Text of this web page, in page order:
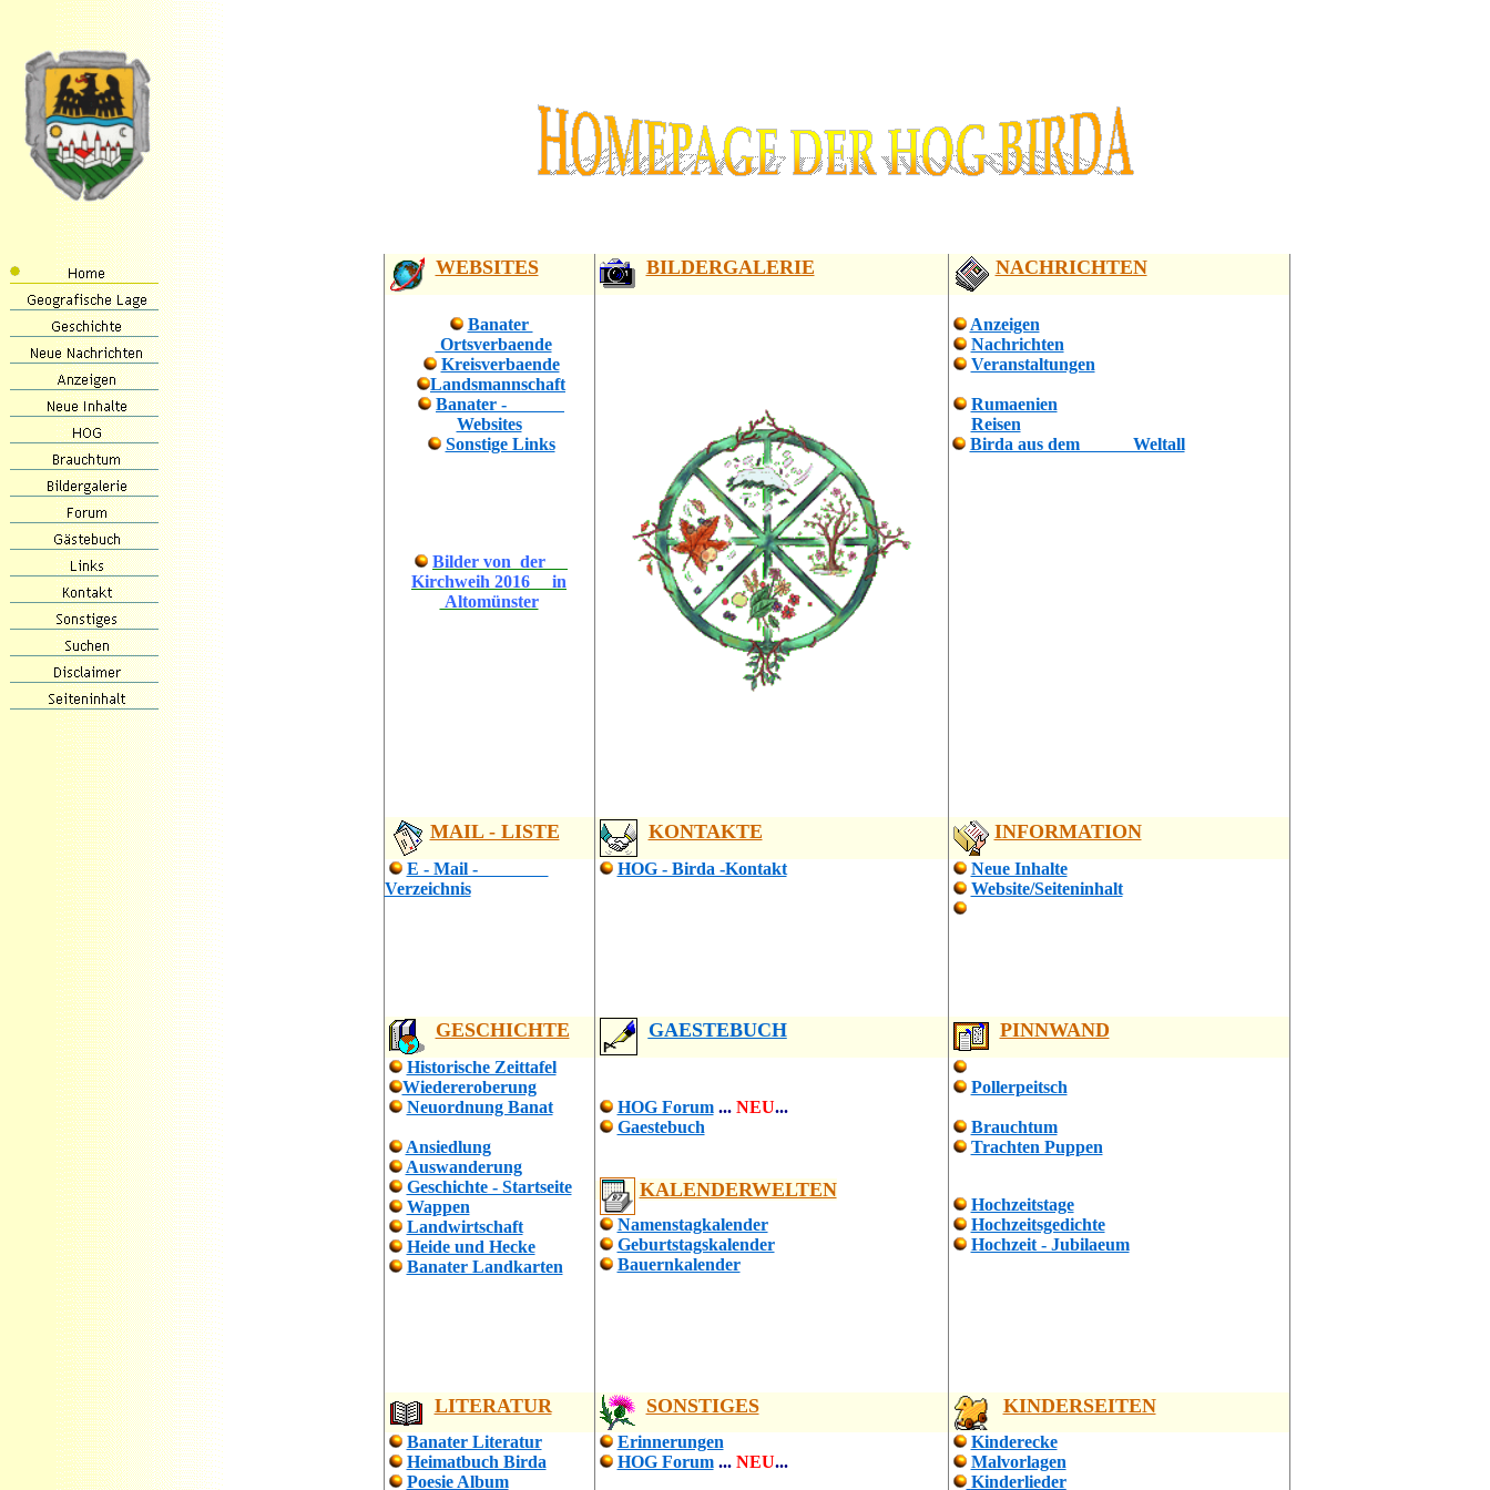
WEBSITES BILDERGALERIE NACHRICHTEN
Banater
Ortsverbaende
Kreisverbaende
Landsmannschaft
Banater -
Websites
Sonstige Links
Bilder von der
Kirchweih 2016 in
Altomünster
Anzeigen
Nachrichten
Veranstaltungen
Rumaenien
Reisen
Birda aus dem Weltall
MAIL - LISTE KONTAKTE INFORMATION
E - Mail -
Verzeichnis
HOG - Birda -Kontakt
Neue Inhalte
Website/Seiteninhalt
GESCHICHTE GAESTEBUCH PINNWAND
Historische Zeittafel
Wiedereroberung
Neuordnung Banat
Ansiedlung
Auswanderung
Geschichte - Startseite
Wappen
Landwirtschaft
Heide und Hecke
Banater Landkarten
HOG Forum... NEU...
Gaestebuch
KALENDERWELTEN
Namenstagkalender
Geburtstagskalender
Bauernkalender
Pollerpeitsch
Brauchtum
Trachten Puppen
Hochzeitstage
Hochzeitsgedichte
Hochzeit - Jubilaeum
LITERATUR SONSTIGES KINDERSEITEN
Banater Literatur
Heimatbuch Birda
Poesie Album
Erinnerungen
HOG Forum... NEU...
Kinderecke
Malvorlagen
Kinderlieder